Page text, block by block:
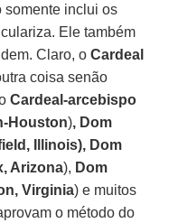
somente inclui os
Ele também
Claro, oCardeal
coisa senão
Cardeal-arcebispo
Houston), Dom
Illinois), Dom
Arizona), Dom
Virginia) e muitos
o método do